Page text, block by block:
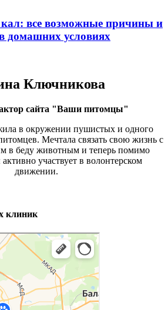
все возможные причины и
домашних условиях
Ключникова
сайта "Ваши питомцы"
в окружении пушистых и одного
Мечтала связать свою жизнь с
в беду животным и теперь помимо
участвует в волонтерском
движении.
клиник